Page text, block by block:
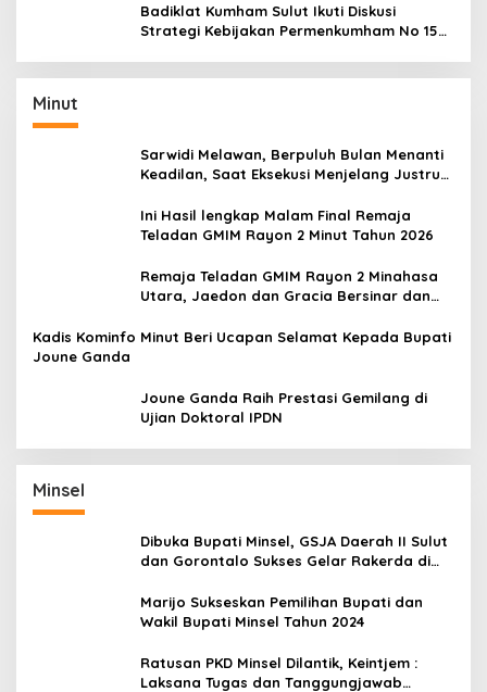
Badiklat Kumham Sulut Ikuti Diskusi
Strategi Kebijakan Permenkumham No 15
Minut
Sarwidi Melawan, Berpuluh Bulan Menanti
Keadilan, Saat Eksekusi Menjelang Justru
Ini Hasil lengkap Malam Final Remaja
Teladan GMIM Rayon 2 Minut Tahun 2026
Remaja Teladan GMIM Rayon 2 Minahasa
Utara, Jaedon dan Gracia Bersinar dan
Kadis Kominfo Minut Beri Ucapan Selamat Kepada Bupati
Joune Ganda
Joune Ganda Raih Prestasi Gemilang di
Ujian Doktoral IPDN
Minsel
Dibuka Bupati Minsel, GSJA Daerah II Sulut
dan Gorontalo Sukses Gelar Rakerda di
Marijo Sukseskan Pemilihan Bupati dan
Wakil Bupati Minsel Tahun 2024
Ratusan PKD Minsel Dilantik, Keintjem :
Laksana Tugas dan Tanggungjawab